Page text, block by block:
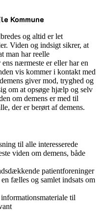
Kommune
og altid er let
Viden og indsigt sikrer, at
man har reelle
nærmeste er eller har en
vis kommer i kontakt med
giver mod, tryghed og
om at opsøge hjælp og selv
om demens er med til
der er berørt af demens.
til alle interesserede
viden om demens, både
patientforeninger
fælles og samlet indsats om
til